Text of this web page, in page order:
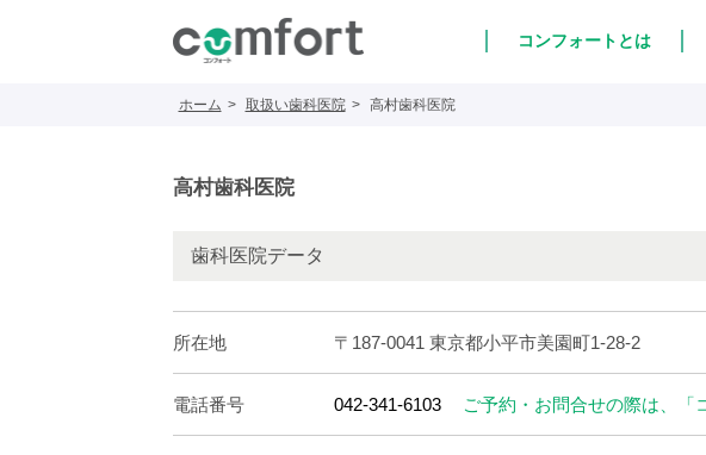
コンフォートとは
ホーム 取扱い歯科医院 高村歯科医院
高村歯科医院
歯科医院データ
所在地 〒187-0041 東京都小平市美園町1-28-2
電話番号 042-341-6103 ご予約・お問合せの際は、「